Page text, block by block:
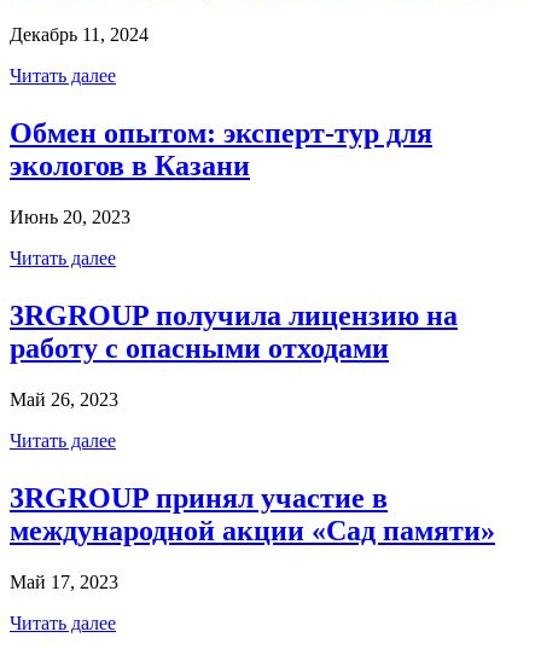
Декабрь 11, 2024
Читать далее
Обмен опытом: эксперт-тур для
экологов в Казани
Июнь 20, 2023
Читать далее
3RGROUP получила лицензию на
работу с опасными отходами
Май 26, 2023
Читать далее
3RGROUP принял участие в
международной акции «Сад памяти»
Май 17, 2023
Читать далее